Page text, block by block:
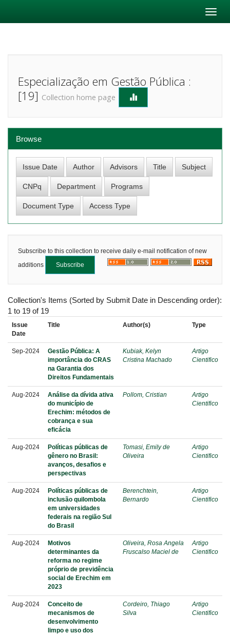
Especialização em Gestão Pública :
[19] Collection home page
Browse
Subscribe to this collection to receive daily e-mail notification of new
additions
Collection's Items (Sorted by Submit Date in Descending order):
1 to 19 of 19
Issue
Date
Title Author(s) Type
Sep-2024
Gestão Pública: A
importância do CRAS
na Garantia dos
Direitos Fundamentais
Kubiak, Kelyn
Cristina Machado
Artigo
Cientifico
Aug-2024
Análise da dívida ativa
do município de
Erechim: métodos de
cobrança e sua
eficácia
Pollom, Cristian
Artigo
Cientifico
Aug-2024
Políticas públicas de
gênero no Brasil:
avanços, desafios e
perspectivas
Tomasi, Emily de
Oliveira
Artigo
Cientifico
Aug-2024
Políticas públicas de
inclusão quilombola
em universidades
federais na região Sul
do Brasil
Berenchtein,
Bernardo
Artigo
Cientifico
Aug-2024
Motivos
determinantes da
reforma no regime
próprio de previdência
social de Erechim em
2023
Oliveira, Rosa Angela
Fruscalso Maciel de
Artigo
Cientifico
Aug-2024
Conceito de
mecanismos de
desenvolvimento
limpo e uso dos
Cordeiro, Thiago
Silva
Artigo
Cientifico